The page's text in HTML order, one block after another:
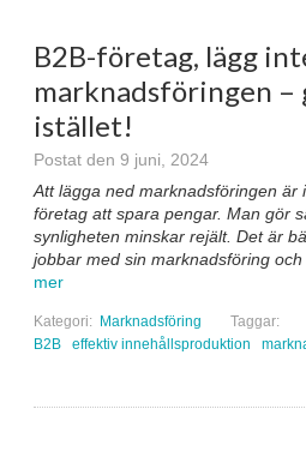
B2B-företag, lägg
marknadsföringen –
istället!
Postat den 9 juni, 2024
Att lägga ned marknadsföringen är
företag att spara pengar. Man gör
synligheten minskar rejält. Det är
jobbar med sin marknadsföring och
mer
Kategori: Marknadsföring
Taggar:
B2B
effektiv innehållsproduktion